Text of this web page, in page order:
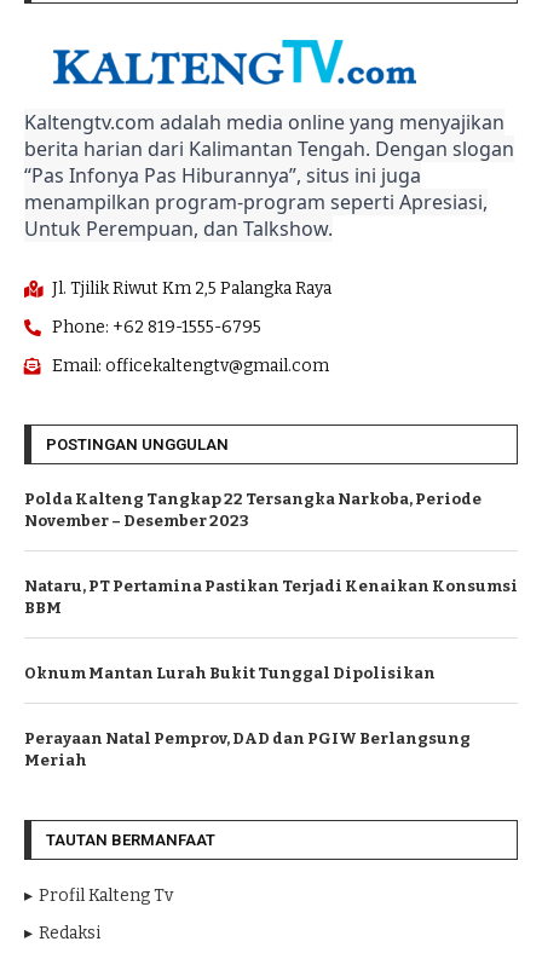
Kaltengtv.com adalah media online yang menyajikan
berita harian dari Kalimantan Tengah. Dengan slogan
“Pas Infonya Pas Hiburannya”, situs ini juga
menampilkan program-program seperti Apresiasi,
Untuk Perempuan, dan Talkshow.
Jl. Tjilik Riwut Km 2,5 Palangka Raya
Phone: +62 819-1555-6795
Email: officekaltengtv@gmail.com
POSTINGAN UNGGULAN
Polda Kalteng Tangkap 22 Tersangka Narkoba, Periode
November – Desember 2023
Nataru, PT Pertamina Pastikan Terjadi Kenaikan Konsumsi
BBM
Oknum Mantan Lurah Bukit Tunggal Dipolisikan
Perayaan Natal Pemprov, DAD dan PGIW Berlangsung
Meriah
TAUTAN BERMANFAAT
Profil Kalteng Tv
Redaksi